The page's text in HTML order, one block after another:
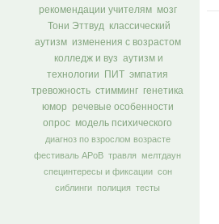
рекомендации учителям
мозг
Тони Эттвуд
классический
аутизм
изменения с возрастом
колледж и вуз аутизм и
технологии
ПИТ
эмпатия
тревожность стимминг генетика
юмор
речевые особенности
опрос модель психического
диагноз по взрослом возрасте
фестиваль АРоВ травля мелтдаун
специнтересы и фиксации сон
сиблинги полиция тесты